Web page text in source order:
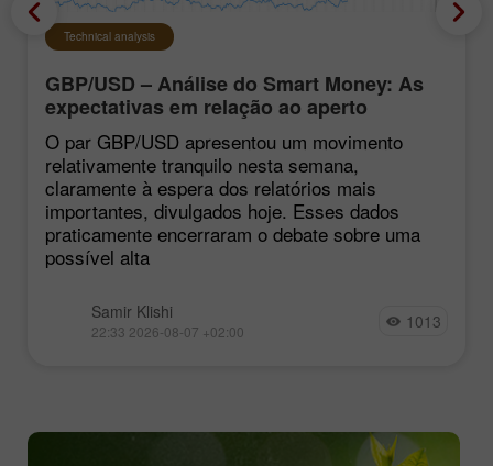
Technical analysis
GBP/USD – Análise do Smart Money: As
expectativas em relação ao aperto
monetário do FOMC continuam baixas
O par GBP/USD apresentou um movimento
relativamente tranquilo nesta semana,
claramente à espera dos relatórios mais
importantes, divulgados hoje. Esses dados
praticamente encerraram o debate sobre uma
possível alta
Samir Klishi
22:33 2026-08-07 +02:00 1013